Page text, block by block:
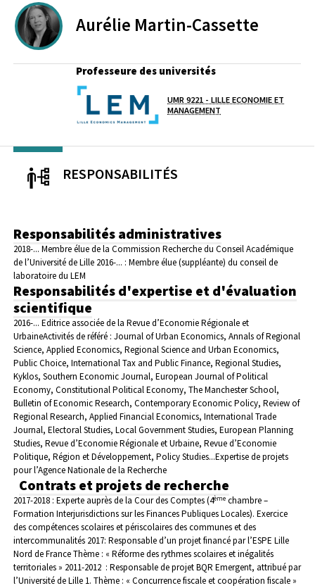
Aurélie Martin-Cassette
Professeure des universités
UMR 9221 - LILLE ECONOMIE ET
MANAGEMENT
RESPONSABILITÉS
Responsabilités administratives
2018-... Membre élue de la Commission Recherche du Conseil Académique
de l’Université de Lille 2016-... : Membre élue (suppléante) du conseil de
laboratoire du LEM
Responsabilités d'expertise et d'évaluation
scientifique
2016-... Editrice associée de la Revue d’Economie Régionale et
UrbaineActivités de référé : Journal of Urban Economics, Annals of Regional
Science, Applied Economics, Regional Science and Urban Economics,
Public Choice, International Tax and Public Finance, Regional Studies,
Kyklos, Southern Economic Journal, European Journal of Political
Economy, Constitutional Political Economy, The Manchester School,
Bulletin of Economic Research, Contemporary Economic Policy, Review of
Regional Research, Applied Financial Economics, International Trade
Journal, Electoral Studies, Local Government Studies, European Planning
Studies, Revue d’Economie Régionale et Urbaine, Revue d’Economie
Politique, Région et Développement, Policy Studies...Expertise de projets
pour l’Agence Nationale de la Recherche
Contrats et projets de recherche
2017-2018 : Experte auprès de la Cour des Comptes (4ème chambre –
Formation Interjurisdictions sur les Finances Publiques Locales). Exercice
des compétences scolaires et périscolaires des communes et des
intercommunalités 2017: Responsable d’un projet financé par l’ESPE Lille
Nord de France Thème : « Réforme des rythmes scolaires et inégalités
territoriales » 2011-2012 : Responsable de projet BQR Emergent, attribué par
l’Université de Lille 1. Thème : « Concurrence fiscale et coopération fiscale »